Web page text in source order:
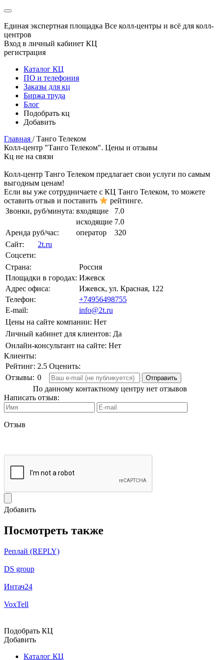
Единая экспертная площадка Все колл-центры и всё для колл-
центров
Вход в личный кабинет КЦ
регистрация
Каталог КЦ
ПО и телефония
Заказы для кц
Биржа труда
Блог
Подобрать кц
Добавить
Главная / Танго Телеком
Колл-центр "Танго Телеком". Цены и отзывы
Кц не на связи
Колл-центр Танго Телеком предлагает свои услуги по самым
выгодным ценам!
Если вы уже сотрудничаете с КЦ Танго Телеком, то можете
оставить отзыв и поставить
рейтинге.
Звонки, руб/минута: входящие
7.0
исходящие 7.0
Аренда руб/час:
оператор
320
Сайт:
2t.ru
Соцсети:
Страна:
Россия
Площадки в городах: Ижевск
Адрес офиса:
Ижевск, ул. Красная, 122
Телефон:
+74956498755
E-mail:
info@2t.ru
Цены на сайте компании: Нет
Личный кабинет для клиентов: Да
Онлайн-консультант на сайте: Нет
Клиенты:
Рейтинг: 2.5 Оценить:
Отзывы: 0
По данному контактному центру нет отзывов
Написать отзыв:
Отзыв
Добавить
Посмотреть также
Реплай (REPLY)
DS group
Интач24
VoxTell
Подобрать КЦ
Добавить
Каталог КЦ